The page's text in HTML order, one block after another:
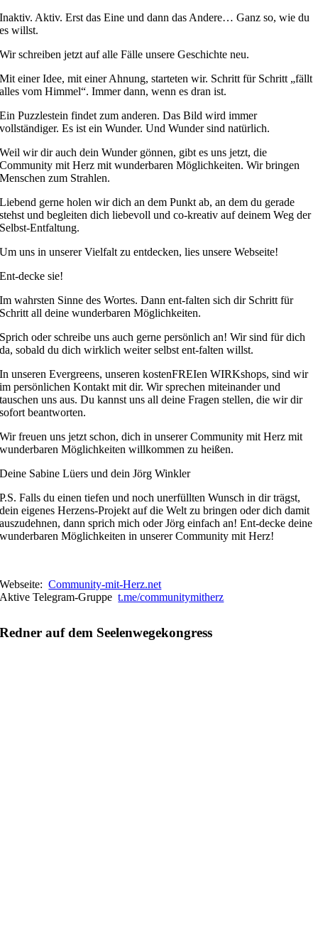
Inaktiv. Aktiv. Erst das Eine und dann das Andere… Ganz so, wie du
es willst.
Wir schreiben jetzt auf alle Fälle unsere Geschichte neu.
Mit einer Idee, mit einer Ahnung, starteten wir. Schritt für Schritt „fällt
alles vom Himmel“. Immer dann, wenn es dran ist.
Ein Puzzlestein findet zum anderen. Das Bild wird immer
vollständiger. Es ist ein Wunder. Und Wunder sind natürlich.
Weil wir dir auch dein Wunder gönnen, gibt es uns jetzt, die
Community mit Herz mit wunderbaren Möglichkeiten. Wir bringen
Menschen zum Strahlen.
Liebend gerne holen wir dich an dem Punkt ab, an dem du gerade
stehst und begleiten dich liebevoll und co-kreativ auf deinem Weg der
Selbst-Entfaltung.
Um uns in unserer Vielfalt zu entdecken, lies unsere Webseite!
Ent-decke sie!
Im wahrsten Sinne des Wortes. Dann ent-falten sich dir Schritt für
Schritt all deine wunderbaren Möglichkeiten.
Sprich oder schreibe uns auch gerne persönlich an! Wir sind für dich
da, sobald du dich wirklich weiter selbst ent-falten willst.
In unseren Evergreens, unseren kostenFREIen WIRKshops, sind wir
im persönlichen Kontakt mit dir. Wir sprechen miteinander und
tauschen uns aus. Du kannst uns all deine Fragen stellen, die wir dir
sofort beantworten.
Wir freuen uns jetzt schon, dich in unserer Community mit Herz mit
wunderbaren Möglichkeiten willkommen zu heißen.
Deine Sabine Lüers und dein Jörg Winkler
P.S. Falls du einen tiefen und noch unerfüllten Wunsch in dir trägst,
dein eigenes Herzens-Projekt auf die Welt zu bringen oder dich damit
auszudehnen, dann sprich mich oder Jörg einfach an! Ent-decke deine
wunderbaren Möglichkeiten in unserer Community mit Herz!
Webseite:Community-mit-Herz.net
Aktive Telegram-Gruppet.me/communitymitherz
Redner auf dem Seelenwegekongress